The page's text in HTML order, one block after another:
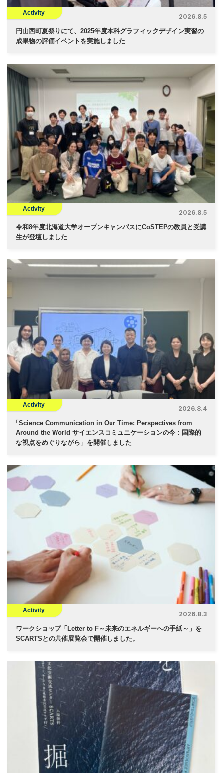
Activity
2026.8.5
円山西町夏祭りにて、2025年度本科グラフィックデザイン実習の
成果物の評価イベントを実施しました
Activity
2026.8.5
令和8年度北海道大学オープンキャンパスにCoSTEPの教員と受講
生が登壇しました
Activity
2026.8.4
「 Science Communication in Our Time: Perspectives from
Around the World サイエンスコミュニケーションの今：国際的
な視点をめぐりながら」を開催しました
Activity
2026.8.3
ワークショップ「Letter to F～未来のエネルギーへの手紙～」を
SCARTSとの共催展覧会で開催しました。